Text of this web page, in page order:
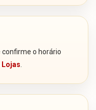
confirme o horário
Lojas